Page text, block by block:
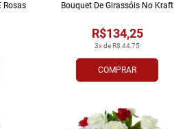
Rosas
COMPRAR
3x de R$ 44,75
R$134,25
Bouquet De Girassóis No Kraft